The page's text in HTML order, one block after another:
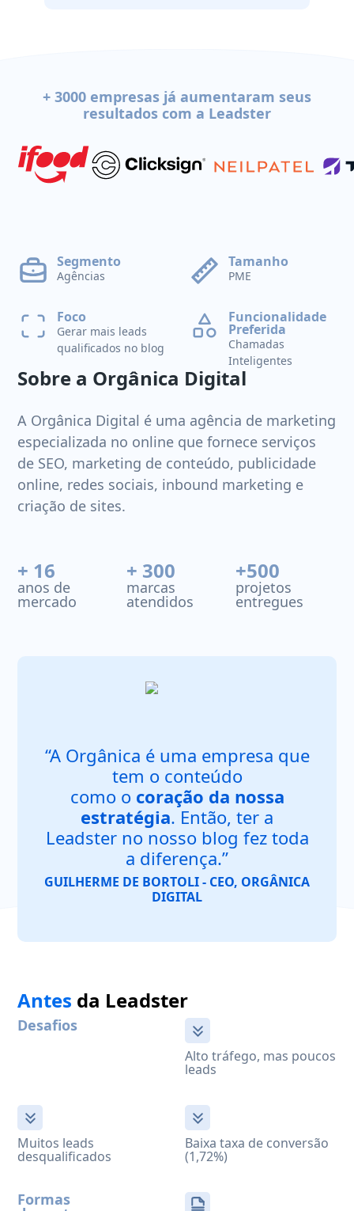
+ 3000 empresas já aumentaram seus
resultados com a Leadster
Sobre a Orgânica Digital
A Orgânica Digital é uma agência de marketing
especializada no online que fornece serviços
de SEO, marketing de conteúdo, publicidade
online, redes sociais, inbound marketing e
criação de sites.
+ 16
anos de
mercado
+ 300
marcas
atendidos
+500
projetos
entregues
Segmento
Agências
Tamanho
PME
Foco
Gerar mais leads
qualificados no blog
Funcionalidade
Preferida
Chamadas
Inteligentes
“A Orgânica é uma empresa que
tem o conteúdo
como o coração da nossa
estratégia. Então, ter a
Leadster no nosso blog fez toda
a diferença.”
GUILHERME DE BORTOLI - CEO, ORGÂNICA
DIGITAL
Antes da Leadster
Desafios
Alto tráfego, mas poucos
leads
Muitos leads
desqualificados
Baixa taxa de conversão
(1,72%)
Formas